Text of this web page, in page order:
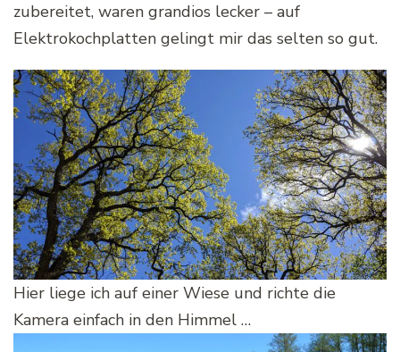
zubereitet, waren grandios lecker – auf
Elektrokochplatten gelingt mir das selten so gut.
Hier liege ich auf einer Wiese und richte die
Kamera einfach in den Himmel …